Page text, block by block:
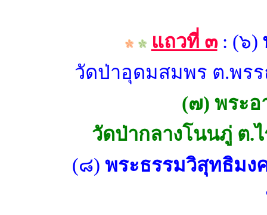
แถวที่ ๓ : (๖)
วัดป่าอุดมสมพร ต.พร
(๗) พระอ
วัดป่ากลางโนนภู่ ต.
(๘) พระธรรมวิสุทธิม